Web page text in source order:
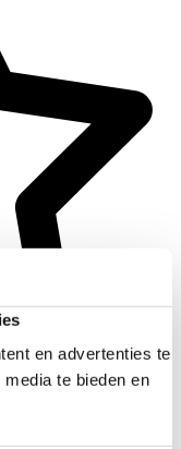
en advertenties te
te bieden en